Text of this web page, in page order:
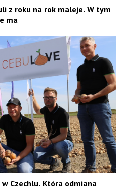
z roku na rok maleje. W tym
ma
Czechlu. Która odmiana